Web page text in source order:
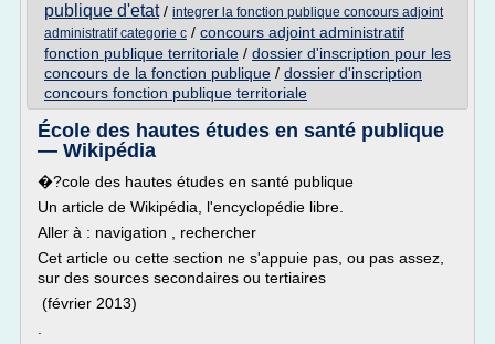
publique d'etat/ integrer la fonction publique concours adjoint
administratif categorie c / concours adjoint administratif
fonction publique territoriale / dossier d'inscription pour les
concours de la fonction publique / dossier d'inscription
concours fonction publique territoriale
École des hautes études en santé publique
— Wikipédia
�?cole des hautes études en santé publique
Un article de Wikipédia, l'encyclopédie libre.
Aller à : navigation , rechercher
Cet article ou cette section ne s'appuie pas, ou pas assez,
sur des sources secondaires ou tertiaires
(février 2013)